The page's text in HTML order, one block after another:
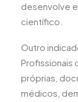
desenvolve
científico.
Outro
Profissionais
próprias,
médicos,